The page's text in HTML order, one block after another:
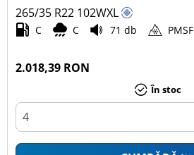
265/35 R22 102WXL
C C 71 db PMSF
2.018,39 RON
În stoc